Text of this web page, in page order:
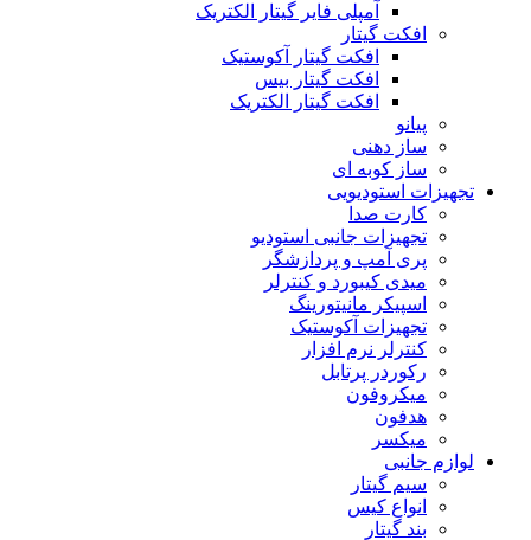
آمپلی فایر گیتار الکتریک
افکت گیتار
افکت گیتار آکوستیک
افکت گیتار بیس
افکت گیتار الکتریک
پیانو
ساز دهنی
ساز کوبه ای
تجهیزات استودیویی
کارت صدا
تجهیزات جانبی استودیو
پری آمپ و پردازشگر
میدی کیبورد و کنترلر
اسپیکر مانیتورینگ
تجهیزات آکوستیک
کنترلر نرم افزار
رکوردر پرتابل
میکروفون
هدفون
میکسر
لوازم جانبی
سیم گیتار
انواع کیس
بند گیتار